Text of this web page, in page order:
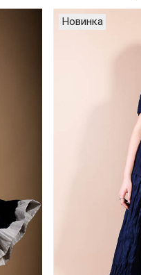
Новинка